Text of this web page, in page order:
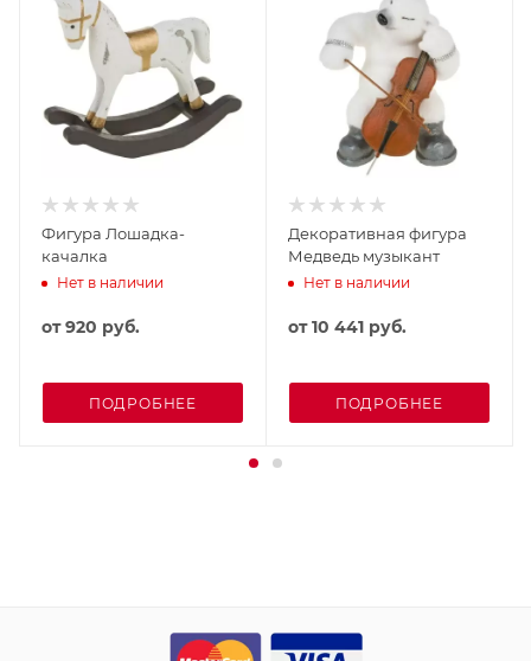
Фигура Лошадка-
качалка
Нет в наличии
от920 руб.
ПОДРОБНЕЕ
Декоративная фигура
Медведь музыкант
Нет в наличии
от10 441 руб.
ПОДРОБНЕЕ